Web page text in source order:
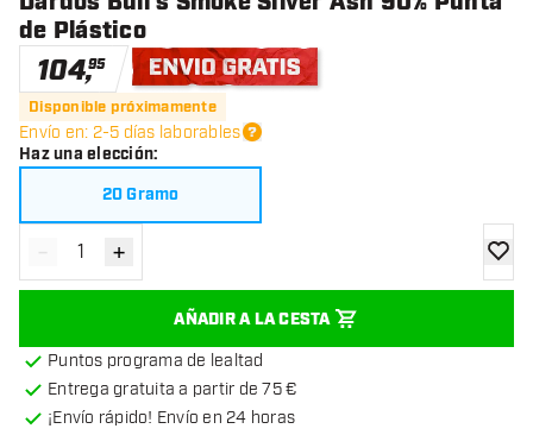
de Plástico
104,95
Envío gratis
Disponible próximamente
Envío en: 2-5 días laborables
Haz una elección:
20 Gramo
Disminuir cantidad
- Aumentar cantidad
+
AÑADIR A LA CESTA
Puntos programa de lealtad
Entrega gratuita a partir de 75 €
¡Envío rápido! Envío en 24 horas